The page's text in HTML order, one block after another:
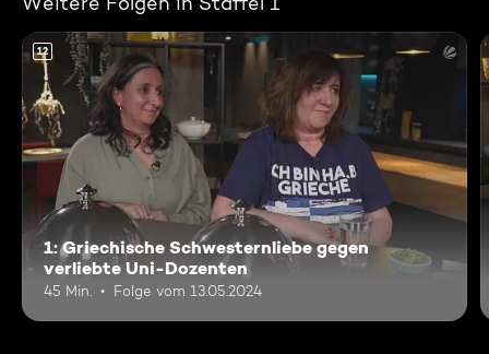
12
1: Griechische Schwesternliebe gegen
verliebte Uni-Dozenten
45 Min. Folge vom 13.05.2024